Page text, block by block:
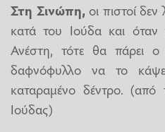
Στη Σινώπη, οι πιστοί
κατά του Ιούδα και
Ανέστη, τότε θα πάρει
δαφνόφυλλο να το
καταραμένο δέντρο.
Ιούδας)